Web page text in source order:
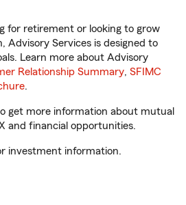
for retirement or looking to grow
Advisory Services is designed to
Learn more about Advisory
Relationship Summary, SFIMC
.
get more information about mutual
and financial opportunities.
investment information.